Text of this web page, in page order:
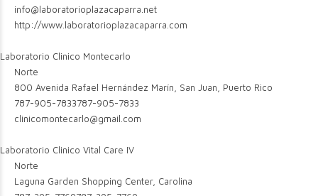
info@laboratorioplazacaparra.net
http://www.laboratorioplazacaparra.com
Laboratorio Clinico Montecarlo
Norte
800 Avenida Rafael Hernández Marín, San Juan, Puerto Rico
787-905-7833787-905-7833
clinicomontecarlo@gmail.com
Laboratorio Clinico Vital Care IV
Norte
Laguna Garden Shopping Center, Carolina